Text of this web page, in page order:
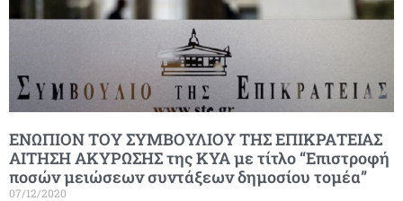
ΕΝΩΠΙΟΝ ΤΟΥ ΣΥΜΒΟΥΛΙΟΥ ΤΗΣ ΕΠΙΚΡΑΤΕΙΑΣ
ΑΙΤΗΣΗ ΑΚΥΡΩΣΗΣ της ΚΥΑ με τίτλο “Επιστροφή
ποσών μειώσεων συντάξεων δημοσίου τομέα”
07/12/2020